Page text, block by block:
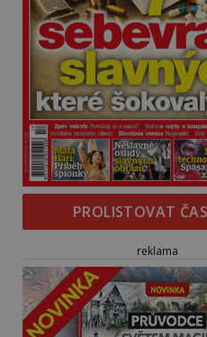
PROLISTOVAT
reklama